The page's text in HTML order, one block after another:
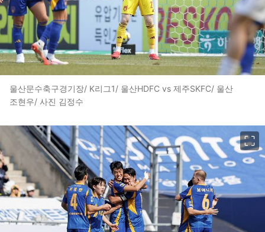
울산문수축구경기장/ K리그1/ 울산HDFC vs 제주SKFC/ 울산
조현우/ 사진 김정수